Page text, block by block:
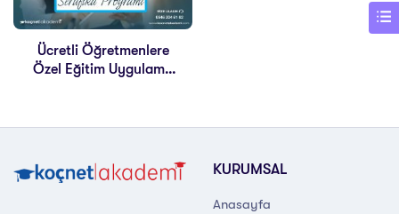
Ücretli Öğretmenlere
Özel Eğitim Uygulama
KURUMSAL
Anasayfa